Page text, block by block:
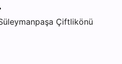
Çiftlikönü